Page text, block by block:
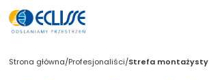
Strona główna/Profesjonaliści/Strefa montażysty